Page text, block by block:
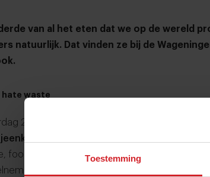
Toestemming
van al het eten dat we op de wereld
natuurlijk. Dat vinden ze bij de
hate waste
29 Juni organiseert de Wageningen
food winst te maken. Dit doe je niet door
de kans om actief gebruik te maken